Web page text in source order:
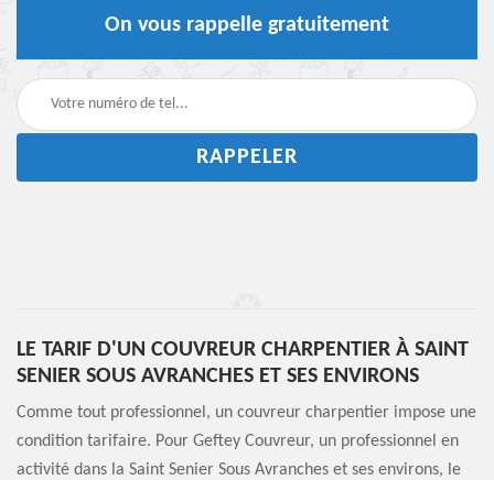
On vous rappelle gratuitement
LE TARIF D'UN COUVREUR CHARPENTIER À SAINT
SENIER SOUS AVRANCHES ET SES ENVIRONS
Comme tout professionnel, un couvreur charpentier impose une
condition tarifaire. Pour Geftey Couvreur, un professionnel en
activité dans la Saint Senier Sous Avranches et ses environs, le